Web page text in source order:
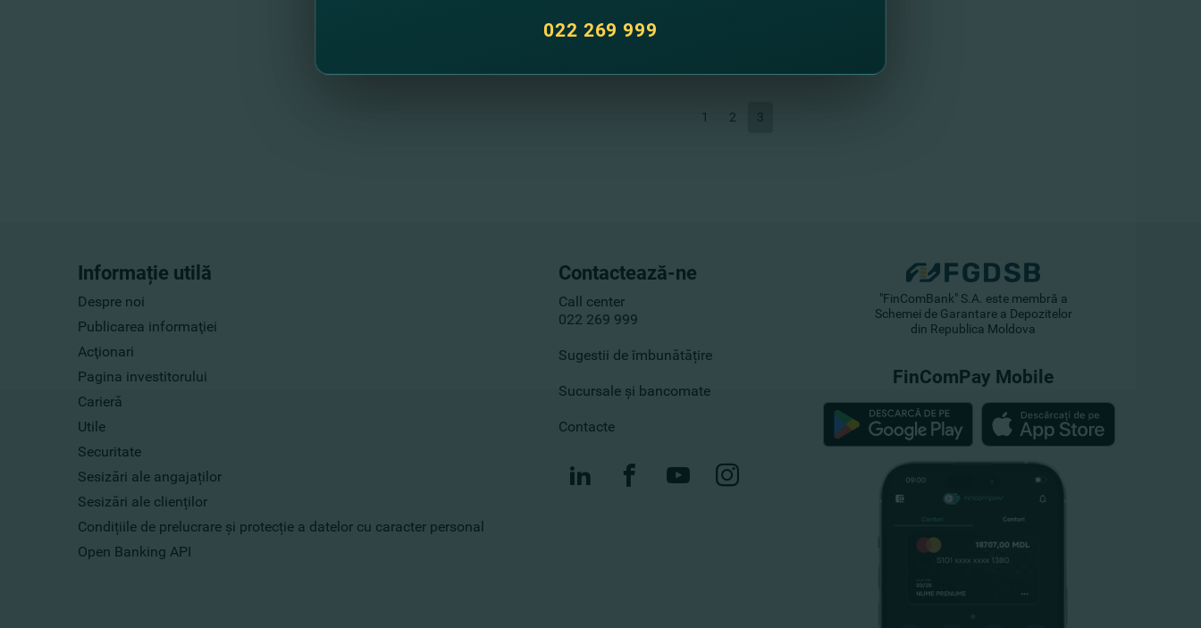
1 2 3
Informație utilă
Despre noi
Publicarea informaţiei
Acţionari
Pagina investitorului
Carieră
Utile
Securitate
Sesizări ale angajaților
Sesizări ale clienților
Condițiile de prelucrare și protecție a datelor cu caracter personal
Open Banking API
Contactează-ne
Call center
022 269 999
Sugestii de îmbunătățire
Sucursale și bancomate
Contacte
"FinComBank" S.A. este membră a
Schemei de Garantare a Depozitelor
din Republica Moldova
FinComPay Mobile
022 269 999